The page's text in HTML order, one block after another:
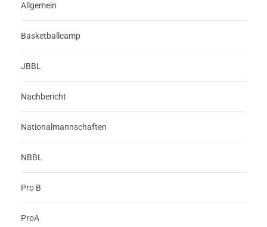
Allgemein
Basketballcamp
JBBL
Nachbericht
Nationalmannschaften
NBBL
Pro B
ProA